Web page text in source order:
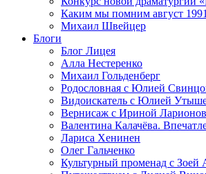
Каким мы помним август
Михаил Швейцер
Блоги
Блог Лицея
Алла Нестеренко
Михаил Гольденберг
Родословная с Юлией
Видоискатель с Юлией
Вернисаж с Ириной
Валентина Калачёва.
Лариса Хенинен
Олег Гальченко
Культурный променад с Зоей